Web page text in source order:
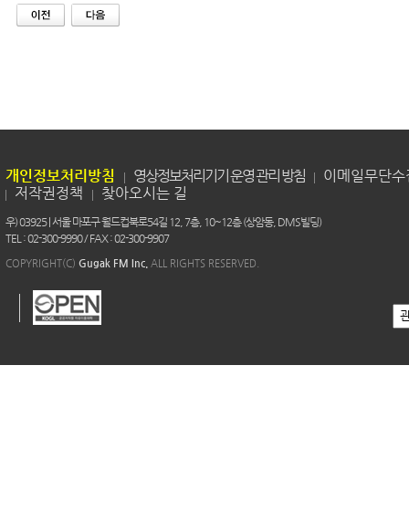
개인정보처리방침 영상정보처리기기 운영 관리 방침
이메일무단
저작권정책
찾아오시는 길
우) 03925 | 서울 마포구 월드컵북로54길 12, 7층, 10~12층 (상암동, DMS빌딩)
TEL : 02-300-9990 / FAX : 02-300-9907
COPYRIGHT(C) Gugak FM Inc. ALL RIGHTS RESERVED.